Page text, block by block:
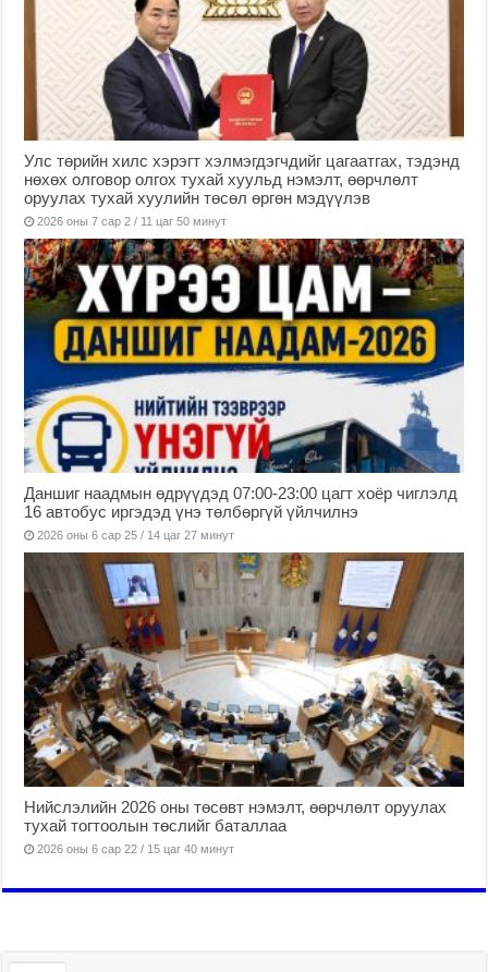
Улс төрийн хилс хэрэгт хэлмэгдэгчдийг цагаатгах, тэдэнд
нөхөх олговор олгох тухай хуульд нэмэлт, өөрчлөлт
оруулах тухай хуулийн төсөл өргөн мэдүүлэв
2026 оны 7 сар 2 / 11 цаг 50 минут
Даншиг наадмын өдрүүдэд 07:00-23:00 цагт хоёр чиглэлд
16 автобус иргэдэд үнэ төлбөргүй үйлчилнэ
2026 оны 6 сар 25 / 14 цаг 27 минут
Нийслэлийн 2026 оны төсөвт нэмэлт, өөрчлөлт оруулах
тухай тогтоолын төслийг баталлаа
2026 оны 6 сар 22 / 15 цаг 40 минут